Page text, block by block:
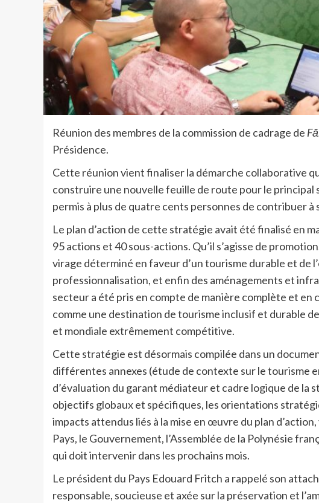
Réunion des membres de la commission de cadrage de
Présidence.
Cette réunion vient finaliser la démarche collaborative
construire une nouvelle feuille de route pour le principal
permis à plus de quatre cents personnes de contribuer à
Le plan d’action de cette stratégie avait été finalisé en
95 actions et 40 sous-actions. Qu’il s’agisse de
virage déterminé en faveur d’un tourisme durable et de
professionnalisation, et enfin des aménagements et
secteur a été pris en compte de manière complète et
comme une destination de tourisme inclusif et durable
et mondiale extrêmement compétitive.
Cette stratégie est désormais compilée dans un
différentes annexes (étude de contexte sur le tourisme
d’évaluation du garant médiateur et cadre logique de la
objectifs globaux et spécifiques, les orientations
impacts attendus liés à la mise en œuvre du plan
Pays, le Gouvernement, l’Assemblée de la Polynésie
qui doit intervenir dans les prochains mois.
Le président du Pays Edouard Fritch a rappelé son
responsable, soucieuse et axée sur la préservation et